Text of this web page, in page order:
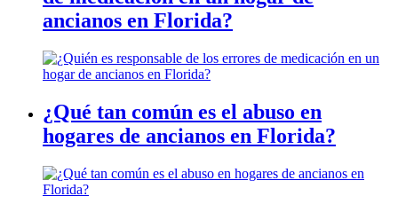
ancianos en Florida?
¿Qué tan común es el abuso en
hogares de ancianos en Florida?